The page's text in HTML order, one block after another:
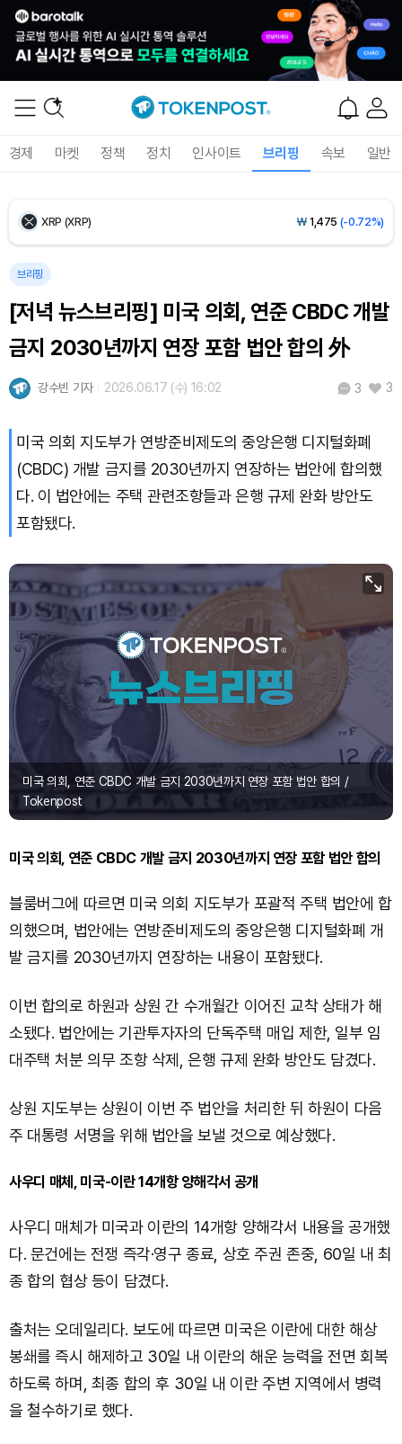
경제 마켓 정책 정치 인사이트 브리핑 속보 일반
Ethereum (ETH) ₩2,727,037(+0.59%)
XRP (XRP) ₩ 1,475 (-0.72%)
Solana (SOL)
TRON (TRX) ₩ 465.6 (-0.14%)
Hyperliquid (HYPE) ₩80,690 (+1.96%)
Bitcoin (BTC) ₩92,335,422(+0.37%)
브리핑
[저녁 뉴스브리핑] 미국 의회, 연준 CBDC 개발
금지 2030년까지 연장 포함 법안 합의 外
강수빈 기자 2026.06.17 (수) 16:02 3 3
미국 의회 지도부가 연방준비제도의 중앙은행 디지털화폐
(CBDC) 개발 금지를 2030년까지 연장하는 법안에 합의했
다. 이 법안에는 주택 관련조항들과 은행 규제 완화 방안도
포함됐다.
미국 의회, 연준 CBDC 개발 금지 2030년까지 연장 포함 법안 합의 /
Tokenpost
미국 의회, 연준 CBDC 개발 금지 2030년까지 연장 포함 법안 합의
블룸버그에 따르면 미국 의회 지도부가 포괄적 주택 법안에 합
의했으며, 법안에는 연방준비제도의 중앙은행 디지털화폐 개
발 금지를 2030년까지 연장하는 내용이 포함됐다.
이번 합의로 하원과 상원 간 수개월간 이어진 교착 상태가 해
소됐다. 법안에는 기관투자자의 단독주택 매입 제한, 일부 임
대주택 처분 의무 조항 삭제, 은행 규제 완화 방안도 담겼다.
상원 지도부는 상원이 이번 주 법안을 처리한 뒤 하원이 다음
주 대통령 서명을 위해 법안을 보낼 것으로 예상했다.
사우디 매체, 미국-이란 14개항 양해각서 공개
사우디 매체가 미국과 이란의 14개항 양해각서 내용을 공개했
다. 문건에는 전쟁 즉각·영구 종료, 상호 주권 존중, 60일 내 최
종 합의 협상 등이 담겼다.
출처는 오데일리다. 보도에 따르면 미국은 이란에 대한 해상
봉쇄를 즉시 해제하고 30일 내 이란의 해운 능력을 전면 회복
하도록 하며, 최종 합의 후 30일 내 이란 주변 지역에서 병력
을 철수하기로 했다.